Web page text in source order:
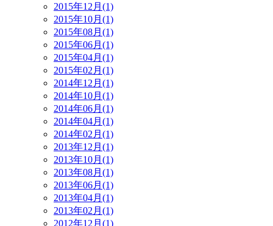
2015年12月(1)
2015年10月(1)
2015年08月(1)
2015年06月(1)
2015年04月(1)
2015年02月(1)
2014年12月(1)
2014年10月(1)
2014年06月(1)
2014年04月(1)
2014年02月(1)
2013年12月(1)
2013年10月(1)
2013年08月(1)
2013年06月(1)
2013年04月(1)
2013年02月(1)
2012年12月(1)